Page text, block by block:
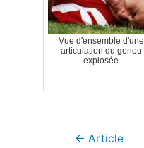
Vue d'ensemble d'une
articulation du genou
explosée
Navigation
← Article